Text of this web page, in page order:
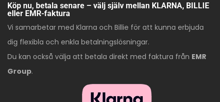
Köp nu, betala senare – välj själv mellan KLARNA, BILLIE
eller EMR-faktura
Vi samarbetar med Klarna och Billie för att kunna erbjuda
dig flexibla och enkla betalningslösningar.
Du kan också välja att betala direkt med faktura från EMR
Group.